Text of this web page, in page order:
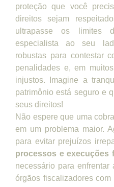
proteção que você
direitos sejam
ultrapasse os limites
especialista ao seu
robustas para contestar
penalidades e, em
injustos. Imagine a
patrimônio está seguro e
seus direitos!
Não espere que uma
em um problema maior.
para evitar prejuízos
processos e execuções
necessário para
órgãos fiscalizadores